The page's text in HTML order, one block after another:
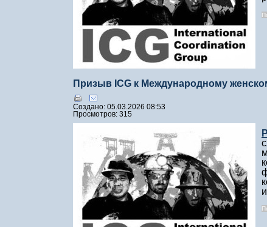
Призыв ICG к Международному
Создано: 05.03.2026 08:53
Просмотров: 315